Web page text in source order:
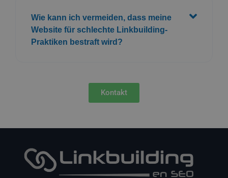
Wie kann ich vermeiden, dass meine
Website für schlechte Linkbuilding-
Praktiken bestraft wird?
Kontakt